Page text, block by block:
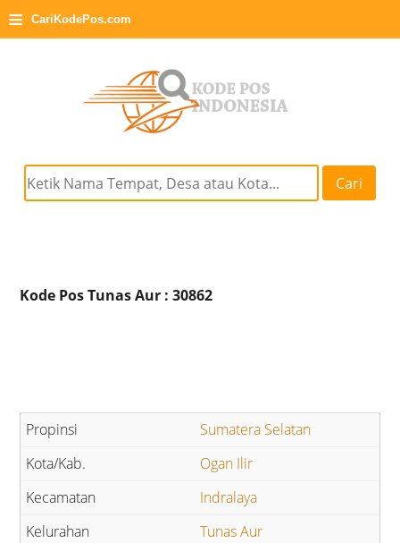
≡ CariKodePos.com
Cari
Kode Pos Tunas Aur : 30862
Sumatera Selatan
Ogan Ilir
Indralaya
Tunas Aur